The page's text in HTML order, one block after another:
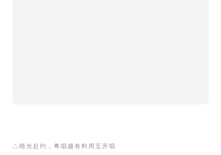
△ 晴光赴约，粤唱越有料周五开唱